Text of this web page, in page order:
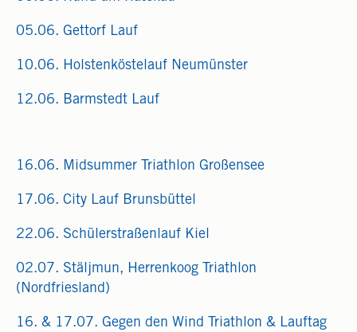
05.06. Gettorf Lauf
10.06. Holstenköstelauf Neumünster
12.06. Barmstedt Lauf
16.06. Midsummer Triathlon Großensee
17.06. City Lauf Brunsbüttel
22.06. Schülerstraßenlauf Kiel
02.07. Stäljmun, Herrenkoog Triathlon
(Nordfriesland)
16. & 17.07. Gegen den Wind Triathlon & Lauftag